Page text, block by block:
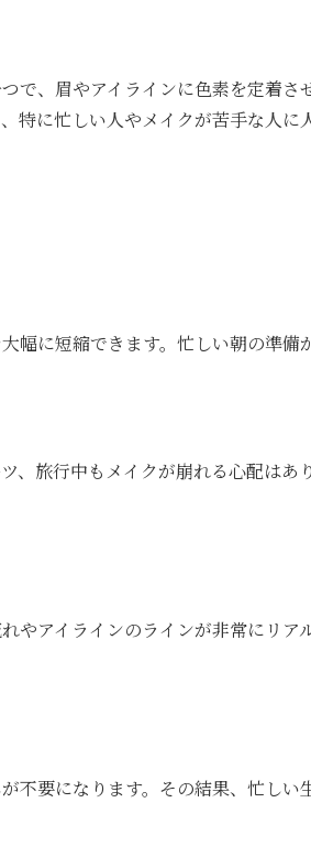
で、眉やアイラインに色素を定着
に忙しい人やメイクが苦手な人に
幅に短縮できます。忙しい朝の準備
、旅行中もメイクが崩れる心配は
やアイラインのラインが非常にリ
不要になります。その結果、忙しい